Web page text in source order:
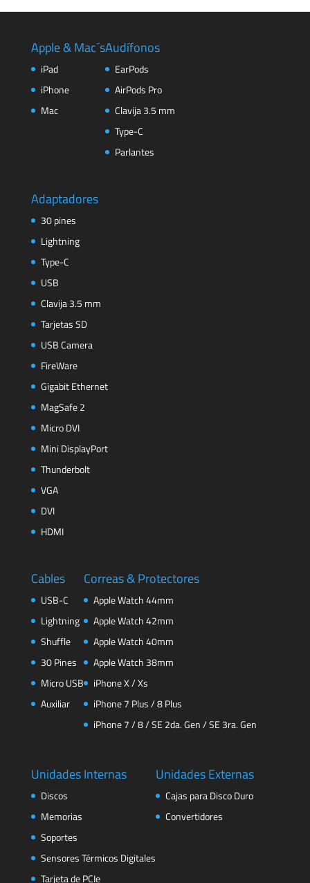
Apple & Mac´s
iPad
iPhone
Mac
Audífonos
EarPods
AirPods Pro
Clavija 3.5 mm
Type-C
Parlantes
Adaptadores
30 pines
Lightning
Type-C
USB
Clavija 3.5 mm
Tarjetas SD
USB Camera
FireWare
Gigabit Ethernet
MagSafe 2
Micro DVI
Mini DisplayPort
Thunderbolt
VGA
DVI
HDMI
Cables
USB-C
Lightning
Shuffle
30 Pines
Micro USB
Auxiliar
Correas & Protectores
Apple Watch 44mm
Apple Watch 42mm
Apple Watch 40mm
Apple Watch 38mm
iPhone X / Xs
iPhone 7 Plus / 8 Plus
iPhone 7 / 8 / SE 2da. Gen / SE 3ra. Gen
Unidades Internas
Discos
Memorias
Soportes
Sensores Térmicos Digitales
Tarjeta de PCIe
Unidades Externas
Cajas para Disco Duro
Convertidores